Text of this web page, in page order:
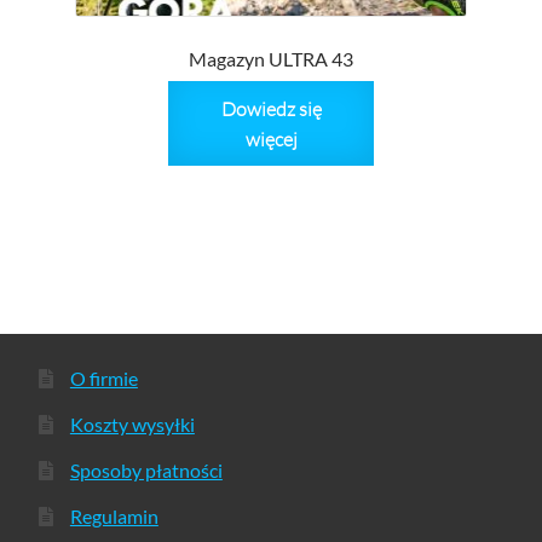
Magazyn ULTRA 43
Dowiedz się
więcej
O firmie
Koszty wysyłki
Sposoby płatności
Regulamin